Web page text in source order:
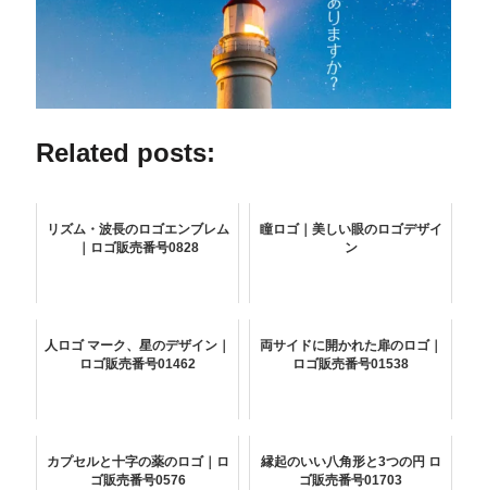
Related posts:
リズム・波長のロゴエンブレム
｜ロゴ販売番号0828
瞳ロゴ｜美しい眼のロゴデザイ
ン
人ロゴ マーク、星のデザイン｜
ロゴ販売番号01462
両サイドに開かれた扉のロゴ｜
ロゴ販売番号01538
カプセルと十字の薬のロゴ｜ロ
ゴ販売番号0576
縁起のいい八角形と3つの円 ロ
ゴ販売番号01703